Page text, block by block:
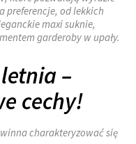
preferencje, od lekkich
maxi suknie,
garderoby w upały.
–
cechy!
charakteryzować się